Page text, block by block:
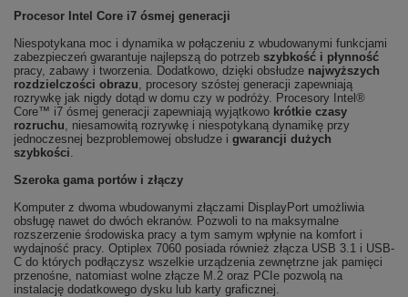
Procesor Intel Core i7 ósmej generacji
Niespotykana moc i dynamika w połączeniu z wbudowanymi funkcjami
zabezpieczeń gwarantuje najlepszą do potrzeb szybkość i płynność
pracy, zabawy i tworzenia. Dodatkowo, dzięki obsłudze najwyższych
rozdzielczości obrazu, procesory szóstej generacji zapewniają
rozrywkę jak nigdy dotąd w domu czy w podróży. Procesory Intel®
Core™ i7 ósmej generacji zapewniają wyjątkowo krótkie czasy
rozruchu, niesamowitą rozrywkę i niespotykaną dynamikę przy
jednoczesnej bezproblemowej obsłudze i gwarancji dużych
szybkości.
Szeroka gama portów i złączy
Komputer z dwoma wbudowanymi złączami DisplayPort umożliwia
obsługę nawet do dwóch ekranów. Pozwoli to na maksymalne
rozszerzenie środowiska pracy a tym samym wpłynie na komfort i
wydajność pracy. Optiplex 7060 posiada również złącza USB 3.1 i USB-
C do których podłączysz wszelkie urządzenia zewnętrzne jak pamięci
przenośne, natomiast wolne złącze M.2 oraz PCIe pozwolą na
instalację dodatkowego dysku lub karty graficznej.